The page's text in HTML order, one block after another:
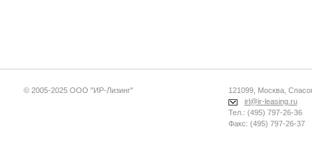
© 2005-2025 ООО "ИР-Лизинг"
121099, Москва,
irl@ir-leasing.ru
Тел.: (495) 797-26-36
Факс: (495) 797-26-37